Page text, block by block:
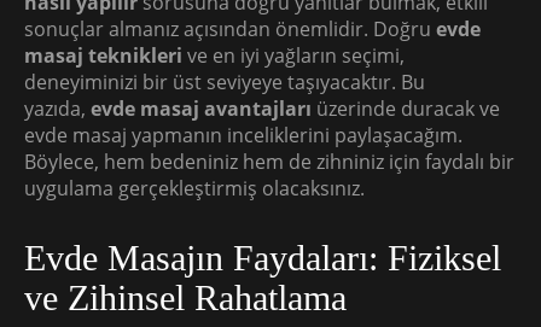
sonuçlar almanız açısından önemlidir. Doğru evde
masaj teknikleri ve en iyi yağların seçimi,
deneyiminizi bir üst seviyeye taşıyacaktır. Bu
yazıda, evde masaj avantajları üzerinde duracak ve
evde masaj yapmanın inceliklerini paylaşacağım.
Böylece, hem bedeniniz hem de zihniniz için faydalı bir
uygulama gerçekleştirmiş olacaksınız.
Evde Masajın Faydaları: Fiziksel
ve Zihinsel Rahatlama